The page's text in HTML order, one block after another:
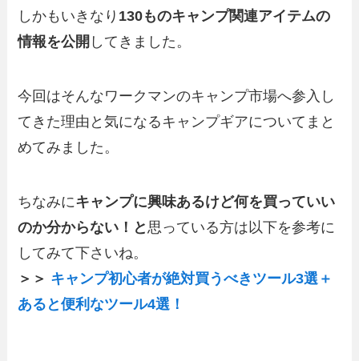
しかもいきなり 130ものキャンプ関連アイテムの
情報を公開 してきました。
今回はそんなワークマンのキャンプ市場へ参入し
てきた理由と気になるキャンプギアについてまと
めてみました。
ちなみにキャンプに興味あるけど何を買っていい
のか分からない！と 思っている方は以下を参考に
してみて下さいね。
＞＞ キャンプ初心者が絶対買うべきツール3選＋
あると便利なツール4選！